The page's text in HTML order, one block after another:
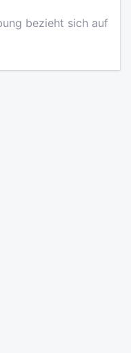
bezieht sich auf